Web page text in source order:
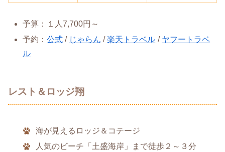
予算：１人7,700円～
予約：公式 / じゃらん /楽天トラベル / ヤフートラベ
ル
レスト＆ロッジ翔
海が見えるロッジ＆コテージ
人気のビーチ「土盛海岸」まで徒歩２～３分